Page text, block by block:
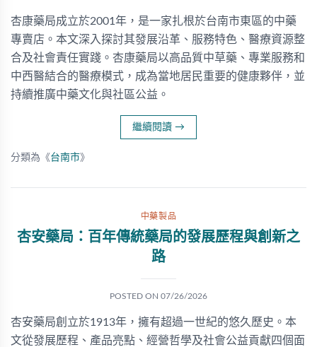
杏康藥局成立於2001年，是一家扎根於台南市東區的中藥
專賣店。本文深入探討其發展沿革、服務特色、醫療資源整
合及社會責任實踐。杏康藥局以高品質中草藥、專業服務和
中西醫結合的醫療模式，成為當地居民重要的健康夥伴，並
持續推廣中藥文化與社區公益。
繼續閱讀 →
分類為《台南市 》
中藥製品
杏安藥局：百年傳統藥局的發展歷程與創新之
路
POSTED ON 07/26/2026
杏安藥局創立於1913年，擁有超過一世紀的悠久歷史。本
文從發展歷程、產品亮點、經營哲學及社會公益貢獻四個面